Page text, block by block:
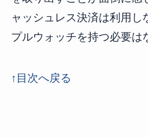
ャッシュレス決済は利用し
プルウォッチを持つ必要は
↑目次へ戻る